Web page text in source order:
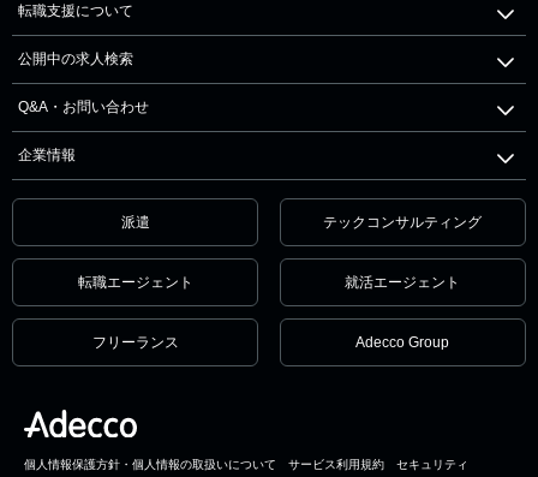
転職支援について
公開中の求人検索
Q&A・お問い合わせ
企業情報
派遣 テックコンサルティング
転職エージェント 就活エージェント
フリーランス Adecco Group
個人情報保護方針・個人情報の取扱いについて サービス利用規約 セキュリティ